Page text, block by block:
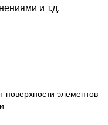
и т.д.
поверхности элементов